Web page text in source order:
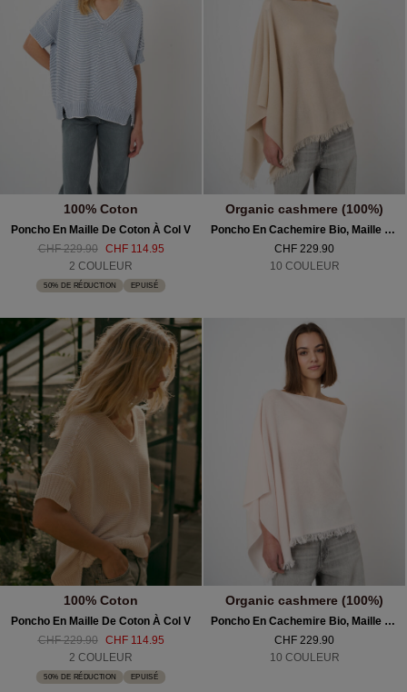
100% Coton
Poncho En Maille De Coton À Col V
CHF 229.90
CHF 114.95
2 COULEUR
50% DE RÉDUCTION EPUISÉ
Organic cashmere (100%)
Poncho En Cachemire Bio, Maille Fine À Franges
CHF 229.90
10 COULEUR
100% Coton
Poncho En Maille De Coton À Col V
CHF 229.90
CHF 114.95
2 COULEUR
50% DE RÉDUCTION EPUISÉ
Organic cashmere (100%)
Poncho En Cachemire Bio, Maille Fine À Franges
CHF 229.90
10 COULEUR